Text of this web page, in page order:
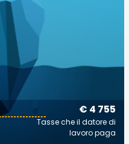
€ 4 755
Tasse che il datore di
lavoro paga